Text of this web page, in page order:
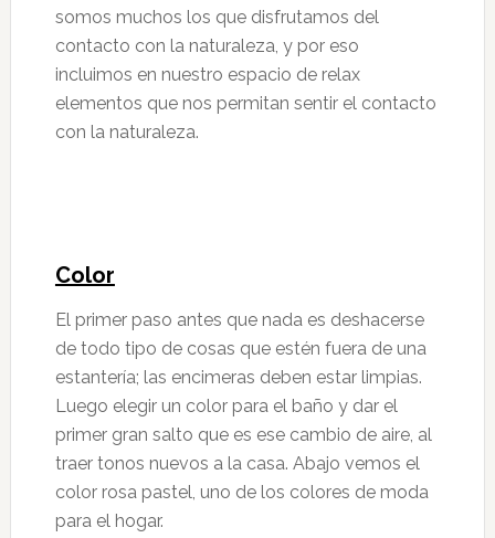
somos muchos los que disfrutamos del
contacto con la naturaleza, y por eso
incluimos en nuestro espacio de relax
elementos que nos permitan sentir el contacto
con la naturaleza.
Color
El primer paso antes que nada es deshacerse
de todo tipo de cosas que estén fuera de una
estantería; las encimeras deben estar limpias.
Luego elegir un color para el baño y dar el
primer gran salto que es ese cambio de aire, al
traer tonos nuevos a la casa. Abajo vemos el
color rosa pastel, uno de los colores de moda
para el hogar.